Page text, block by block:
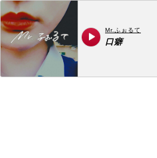
Mr.ふぉるて
口癖